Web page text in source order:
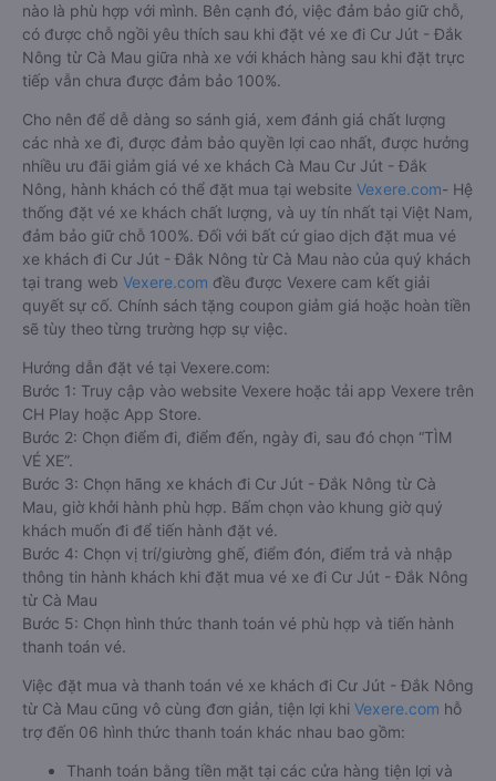
nào là phù hợp với mình. Bên cạnh đó, việc đảm bảo giữ chỗ,
có được chỗ ngồi yêu thích sau khi đặt vé xe đi Cư Jút - Đắk
Nông từ Cà Mau giữa nhà xe với khách hàng sau khi đặt trực
tiếp vẫn chưa được đảm bảo 100%.
Cho nên để dễ dàng so sánh giá, xem đánh giá chất lượng
các nhà xe đi, được đảm bảo quyền lợi cao nhất, được hưởng
nhiều ưu đãi giảm giá vé xe khách Cà Mau Cư Jút - Đắk
Nông, hành khách có thể đặt mua tại website Vexere.com- Hệ
thống đặt vé xe khách chất lượng, và uy tín nhất tại Việt Nam,
đảm bảo giữ chỗ 100%. Đối với bất cứ giao dịch đặt mua vé
xe khách đi Cư Jút - Đắk Nông từ Cà Mau nào của quý khách
tại trang web Vexere.com đều được Vexere cam kết giải
quyết sự cố. Chính sách tặng coupon giảm giá hoặc hoàn tiền
sẽ tùy theo từng trường hợp sự việc.
Hướng dẫn đặt vé tại Vexere.com:
Bước 1: Truy cập vào website Vexere hoặc tải app Vexere trên
CH Play hoặc App Store.
Bước 2: Chọn điểm đi, điểm đến, ngày đi, sau đó chọn “TÌM
VÉ XE”.
Bước 3: Chọn hãng xe khách đi Cư Jút - Đắk Nông từ Cà
Mau, giờ khởi hành phù hợp. Bấm chọn vào khung giờ quý
khách muốn đi để tiến hành đặt vé.
Bước 4: Chọn vị trí/giường ghế, điểm đón, điểm trả và nhập
thông tin hành khách khi đặt mua vé xe đi Cư Jút - Đắk Nông
từ Cà Mau
Bước 5: Chọn hình thức thanh toán vé phù hợp và tiến hành
thanh toán vé.
Việc đặt mua và thanh toán vé xe khách đi Cư Jút - Đắk Nông
từ Cà Mau cũng vô cùng đơn giản, tiện lợi khi Vexere.com hỗ
trợ đến 06 hình thức thanh toán khác nhau bao gồm:
Thanh toán bằng tiền mặt tại các cửa hàng tiện lợi và